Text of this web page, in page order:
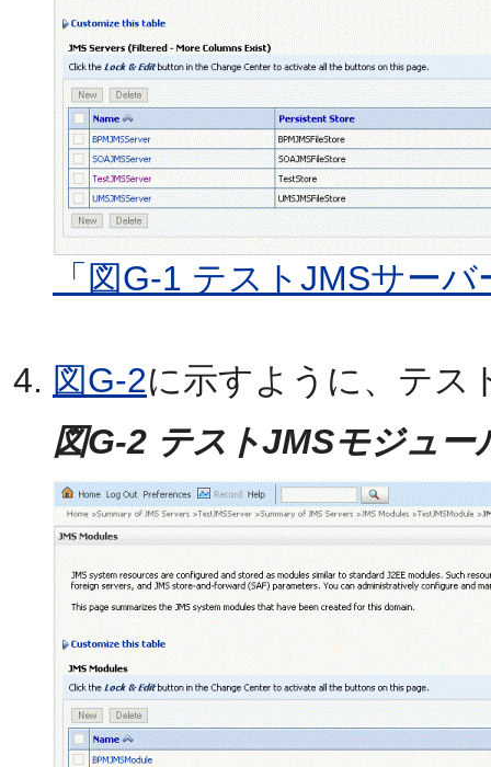
「図G-1 テストJMSサー
図G-2に示すように、テス
図G-2 テストJMSモジュー